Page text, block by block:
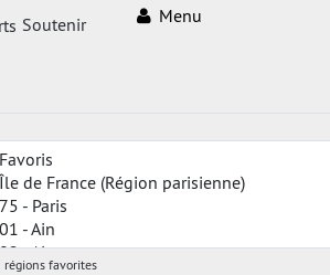
Soutenir Menu
régions favorites